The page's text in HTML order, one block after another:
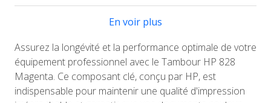
En voir plus
Assurez la longévité et la performance optimale de votre
équipement professionnel avec le Tambour HP 828
Magenta. Ce composant clé, conçu par HP, est
indispensable pour maintenir une qualité d'impression